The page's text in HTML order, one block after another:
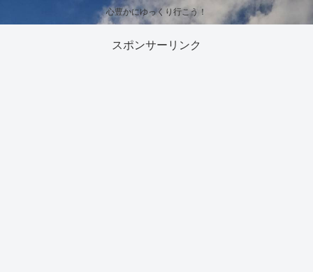
心豊かにゆっくり行こう！
スポンサーリンク